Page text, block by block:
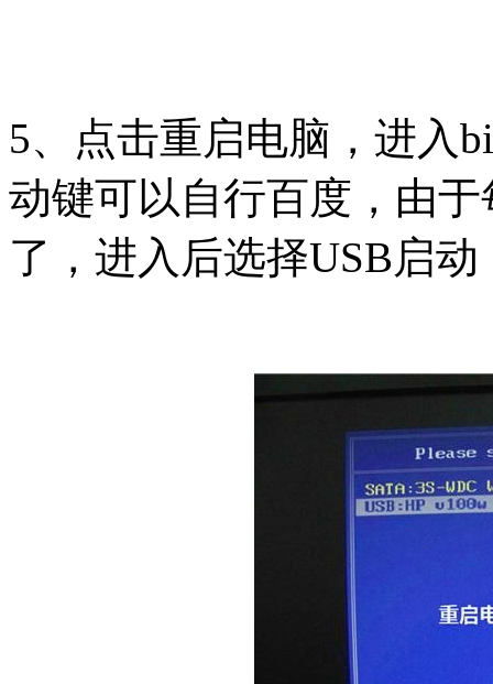
5、点击重启电脑，进入
动键可以自行百度，由
了，进入后选择USB启动